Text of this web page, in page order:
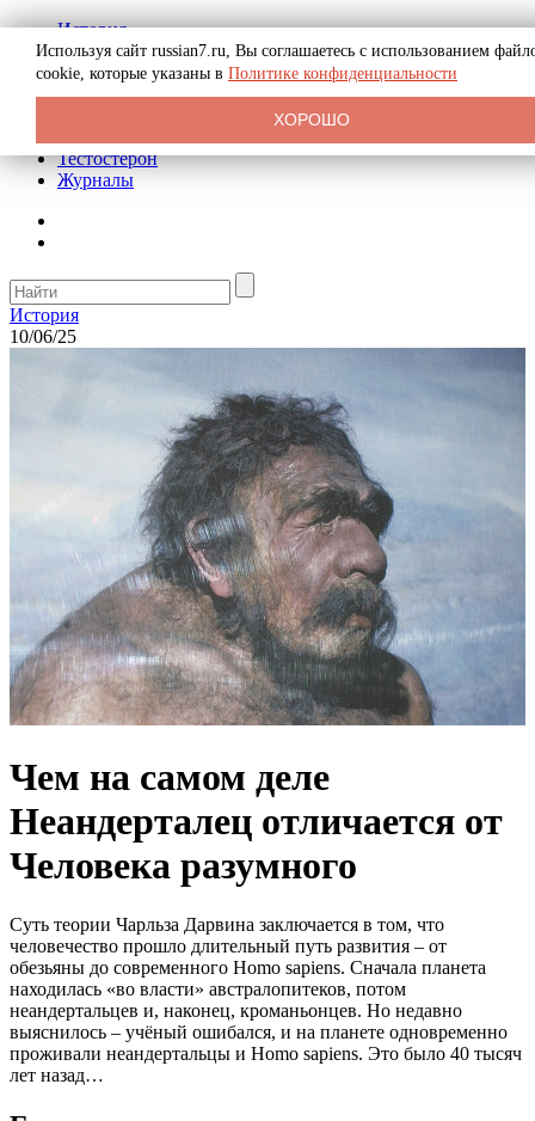
История
Биография
Криминал
Реклама на сайте
Тестостерон
Журналы
История
10/06/25
Чем на самом деле
Неандерталец отличается от
Человека разумного
Суть теории Чарльза Дарвина заключается в том, что
человечество прошло длительный путь развития – от
обезьяны до современного Homo sapiens. Сначала планета
находилась «во власти» австралопитеков, потом
неандертальцев и, наконец, кроманьонцев. Но недавно
выяснилось – учёный ошибался, и на планете одновременно
проживали неандертальцы и Homo sapiens. Это было 40 тысяч
лет назад…
Используя сайт russian7.ru, Вы соглашаетесь с использованием
cookie, которые указаны в Политике конфиденциальности
ХОРОШО